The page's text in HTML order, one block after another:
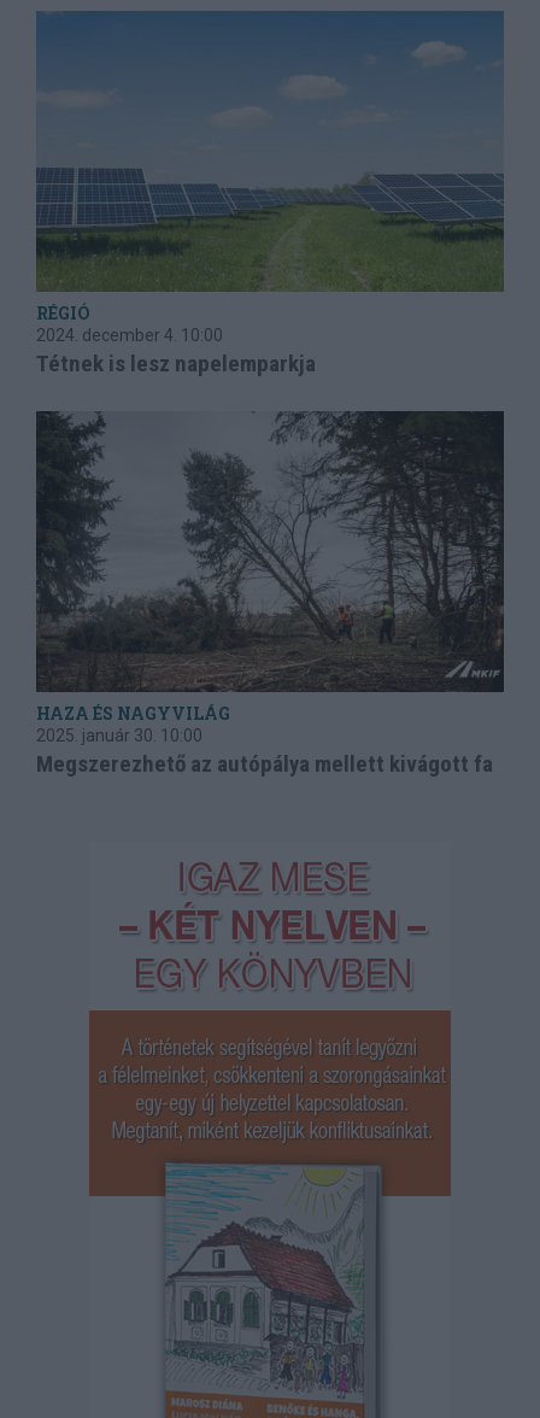
RÉGIÓ
2024. december 4. 10:00
Tétnek is lesz napelemparkja
HAZA ÉS NAGYVILÁG
2025. január 30. 10:00
Megszerezhető az autópálya mellett kivágott fa